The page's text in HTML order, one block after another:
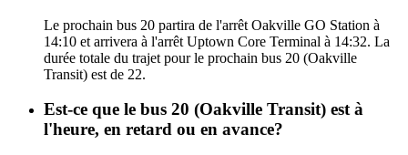
Le prochain bus 20 partira de l'arrêt Oakville GO Station à
14:10 et arrivera à l'arrêt Uptown Core Terminal à 14:32. La
durée totale du trajet pour le prochain bus 20 (Oakville
Transit) est de 22.
Est-ce que le bus 20 (Oakville Transit) est à
l'heure, en retard ou en avance?